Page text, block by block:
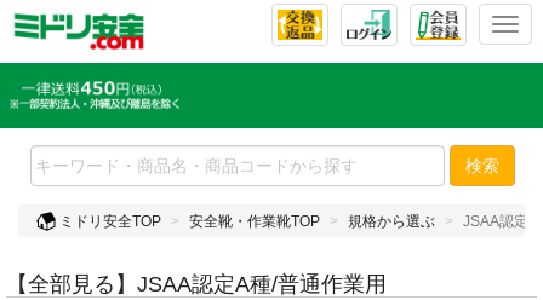
T
l
e
n
v
検索
ミドリ安全TOP 安全靴・作業靴TOP 規格から選ぶ JSAA認定A
【全部見る】JSAA認定A種/普通作業用